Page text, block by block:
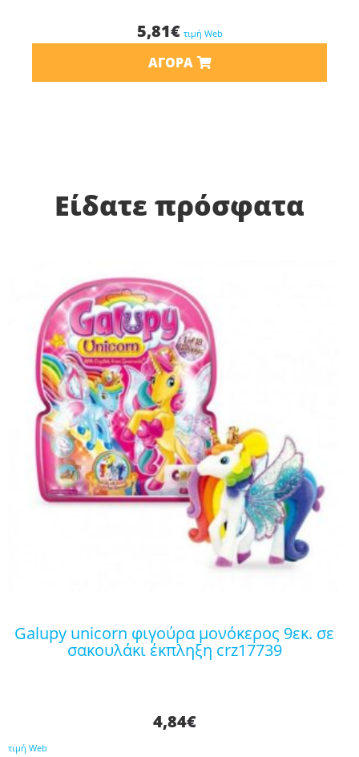
5,81€ τιμή Web
ΑΓΟΡΆ
Είδατε πρόσφατα
galupy unicorn φιγούρα μονόκερος 9εκ. σε
σακουλάκι έκπληξη crz17739
4,84€
τιμή Web